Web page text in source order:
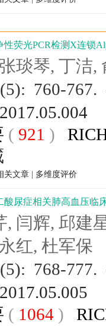
性荧光PCR检测X连锁
琰琴, 丁洁,
760-767.
( 921 )
关文章 多维度评价
酸尿症相关肺高血压临
, 闫辉, 邱建
红, 杜军保
768-777.
( 1064 )